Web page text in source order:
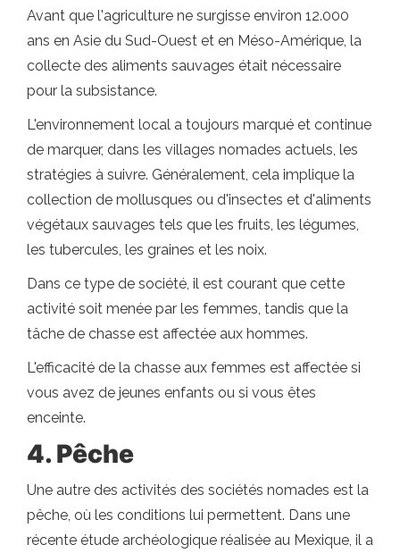
Avant que l'agriculture ne surgisse environ 12.000
ans en Asie du Sud-Ouest et en Méso-Amérique, la
collecte des aliments sauvages était nécessaire
pour la subsistance.
L'environnement local a toujours marqué et continue
de marquer, dans les villages nomades actuels, les
stratégies à suivre. Généralement, cela implique la
collection de mollusques ou d'insectes et d'aliments
végétaux sauvages tels que les fruits, les légumes,
les tubercules, les graines et les noix.
Dans ce type de société, il est courant que cette
activité soit menée par les femmes, tandis que la
tâche de chasse est affectée aux hommes.
L'efficacité de la chasse aux femmes est affectée si
vous avez de jeunes enfants ou si vous êtes
enceinte.
4. Pêche
Une autre des activités des sociétés nomades est la
pêche, où les conditions lui permettent. Dans une
récente étude archéologique réalisée au Mexique, il a